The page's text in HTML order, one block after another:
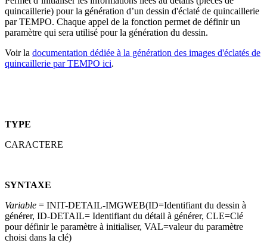
quincaillerie) pour la génération d’un dessin d'éclaté de quincaillerie
par TEMPO. Chaque appel de la fonction permet de définir un
paramètre qui sera utilisé pour la génération du dessin.
Voir la documentation dédiée à la génération des images d'éclatés de
quincaillerie par TEMPO ici.
TYPE
CARACTERE
SYNTAXE
Variable = INIT-DETAIL-IMGWEB(ID=Identifiant du dessin à
générer, ID-DETAIL= Identifiant du détail à générer, CLE=Clé
pour définir le paramètre à initialiser, VAL=valeur du paramètre
choisi dans la clé)